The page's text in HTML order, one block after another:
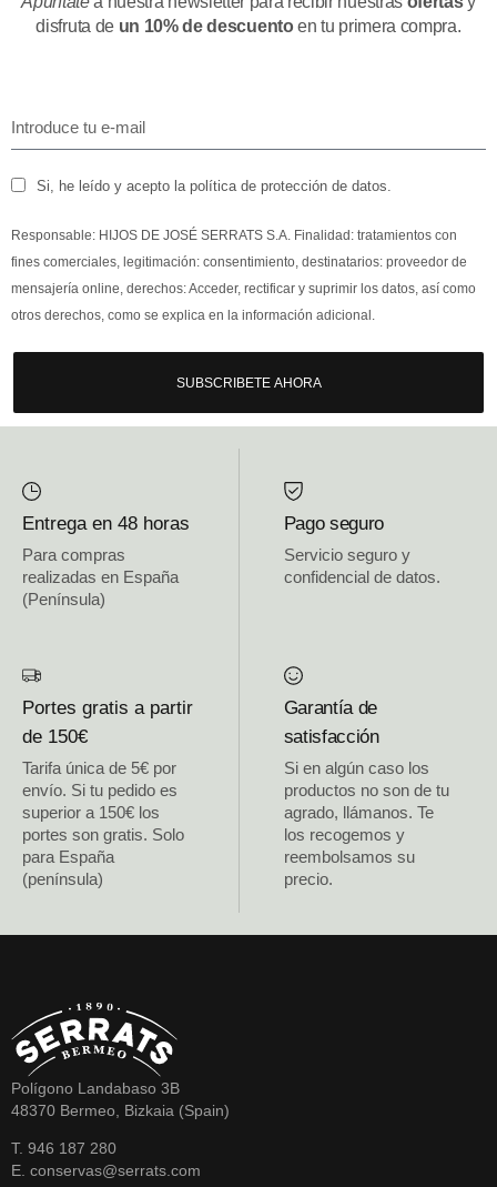
disfruta de un 10% de descuentoen tu primera compra.
Si, he leído y acepto la política de protección de datos.
Responsable: HIJOS DE JOSÉ SERRATS S.A. Finalidad: tratamientos con
fines comerciales, legitimación: consentimiento, destinatarios: proveedor de
mensajería online, derechos: Acceder, rectificar y suprimir los datos, así como
otros derechos, como se explica en la información adicional.
SUBSCRIBETE AHORA
Entrega en 48 horas
Para compras
realizadas en España
(Península)
Pago seguro
Servicio seguro y
confidencial de datos.
Portes gratis a partir
de 150€
Tarifa única de 5€ por
envío. Si tu pedido es
superior a 150€ los
portes son gratis. Solo
para España
(península)
Garantía de
satisfacción
Si en algún caso los
productos no son de tu
agrado, llámanos. Te
los recogemos y
reembolsamos su
precio.
Polígono Landabaso 3B
48370 Bermeo, Bizkaia (Spain)
T. 946 187 280
E. conservas@serrats.com